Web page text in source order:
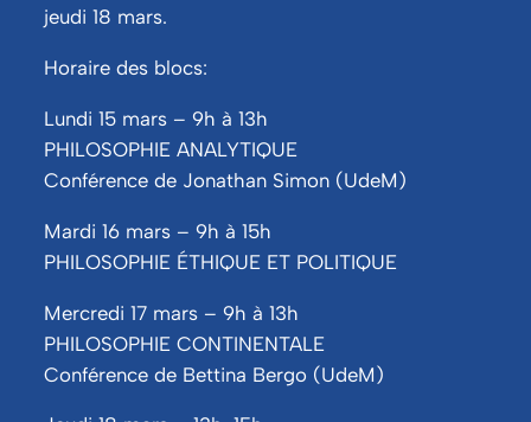
jeudi 18 mars.
Horaire des blocs:
Lundi 15 mars – 9h à 13h
PHILOSOPHIE ANALYTIQUE
Conférence de Jonathan Simon (UdeM)
Mardi 16 mars – 9h à 15h
PHILOSOPHIE ÉTHIQUE ET POLITIQUE
Mercredi 17 mars – 9h à 13h
PHILOSOPHIE CONTINENTALE
Conférence de Bettina Bergo (UdeM)